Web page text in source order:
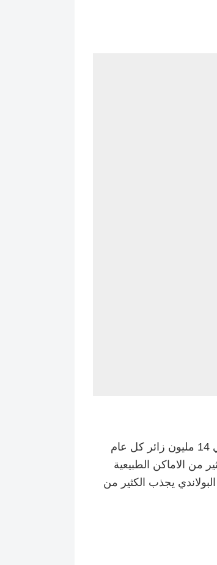
تجذب السياحة في بولندا اعداد كبيرة جدا من السياح حيث تصل الي 14 مليون زائر كل عام
من الاماكن الطبيعية
يجذب الكثير من